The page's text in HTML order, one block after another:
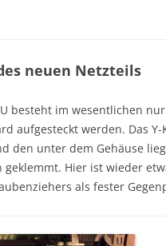
neuen Netzteils
besteht im wesentlichen
aufgesteckt werden. Das
den unter dem Gehäuse
geklemmt. Hier ist wieder
als fester